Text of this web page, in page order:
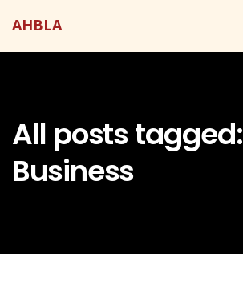
AHBLA
All posts tagged:
Business